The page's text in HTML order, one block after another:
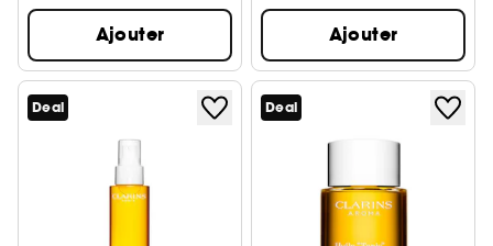
Ajouter Ajouter
Deal Deal